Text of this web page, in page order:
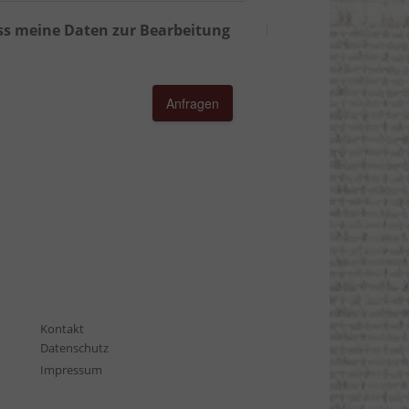
meine Daten zur Bearbeitung
Anfragen
Kontakt
Datenschutz
Impressum